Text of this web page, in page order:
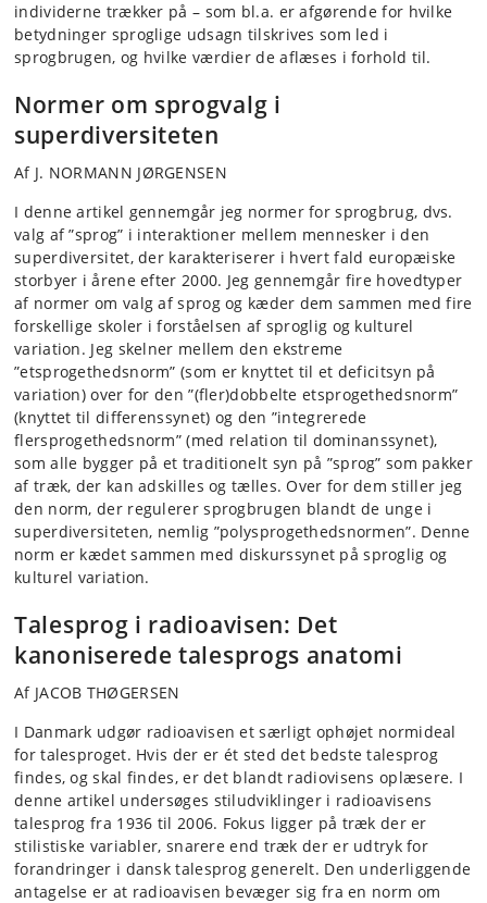
individerne trækker på – som bl.a. er afgørende for hvilke
betydninger sproglige udsagn tilskrives som led i
sprogbrugen, og hvilke værdier de aflæses i forhold til.
Normer om sprogvalg i
superdiversiteten
Af J. NORMANN JØRGENSEN
I denne artikel gennemgår jeg normer for sprogbrug, dvs.
valg af ”sprog” i interaktioner mellem mennesker i den
superdiversitet, der karakteriserer i hvert fald europæiske
storbyer i årene efter 2000. Jeg gennemgår fire hovedtyper
af normer om valg af sprog og kæder dem sammen med fire
forskellige skoler i forståelsen af sproglig og kulturel
variation. Jeg skelner mellem den ekstreme
”etsprogethedsnorm” (som er knyttet til et deficitsyn på
variation) over for den ”(fler)dobbelte etsprogethedsnorm”
(knyttet til differenssynet) og den ”integrerede
flersprogethedsnorm” (med relation til dominanssynet),
som alle bygger på et traditionelt syn på ”sprog” som pakker
af træk, der kan adskilles og tælles. Over for dem stiller jeg
den norm, der regulerer sprogbrugen blandt de unge i
superdiversiteten, nemlig ”polysprogethedsnormen”. Denne
norm er kædet sammen med diskurssynet på sproglig og
kulturel variation.
Talesprog i radioavisen: Det
kanoniserede talesprogs anatomi
Af JACOB THØGERSEN
I Danmark udgør radioavisen et særligt ophøjet normideal
for talesproget. Hvis der er ét sted det bedste talesprog
findes, og skal findes, er det blandt radiovisens oplæsere. I
denne artikel undersøges stiludviklinger i radioavisens
talesprog fra 1936 til 2006. Fokus ligger på træk der er
stilistiske variabler, snarere end træk der er udtryk for
forandringer i dansk talesprog generelt. Den underliggende
antagelse er at radioavisen bevæger sig fra en norm om